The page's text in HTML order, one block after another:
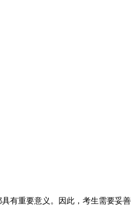
有重要意义。因此，考生需要妥善